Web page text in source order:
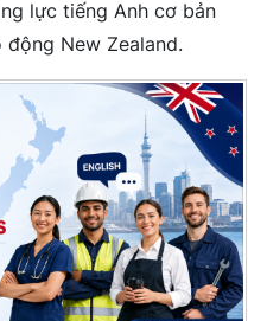
lực tiếng Anh cơ bản
New Zealand.